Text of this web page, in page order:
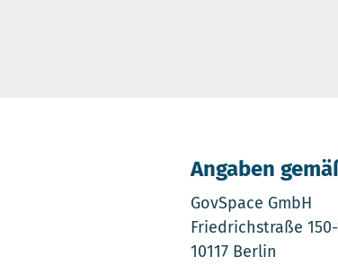
Angaben
GovSpace GmbH
Friedrichstraße 150-
10117 Berlin